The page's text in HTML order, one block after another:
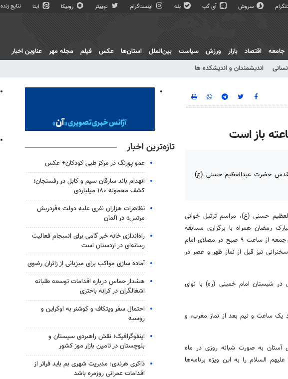
تلگرام سروش آی گپ بله اینستاگرام توییتر روبیکا ایتا نتایج زنده
اندیشمندان و اندیشکده ها
جامعه اقتصاد بازار ورزش سیاست بین‌الملل استان‌ها عکس فیلم مجله مهر عناوین اخبار
حضرت عبدالعظیم حسنی (ع)
حسنی (ع)، مراسم ترتیل خوانی
رمضان همراه با برگزاری مسابقه
فرهنگی بعد از اقامه نماز جماعت ظهر و عصر از حدود ساعت ۱۳:۴۵ و روزهای جمعه از ساعت ۹ صبح در مصلای امام
نیز قبل از نماز ظهر و عصر در
ثمالی در شبستان امام خمینی (ره) با نوای
یک ساعت و نیم بعد از نماز مغرب، و
آستان به صورت شبانه روزی در ماه
السلام را به این ویژه برنامه‌ها
تازه‌ترین اخبار
عمو پورنگ در مرکز طبی کودکان+ عکس
انهدام باند سارقان سیم و کابل در رفسنجان؛
کشف محموله ۱۸۰ میلیاردی
تظاهرات هزاران نفری علیه دولت «فردریش
مرتس» در آلمان
راه‌اندازی خانه خبر گامی برای انسجام فعالیت
رسانه‌ای در اردستان است
آماده سازی مواکب برای میزبانی از زائران رضوی
هشدار حماس درباره اقدامات توسعه طلبانه
اشغالگران در کرانه باختری
احتمال سفر ویتکاف و کوشنر به اوکراین و
روسیه
اینفوگرافیک؛ نقش راهبردی سیستان و
بلوچستان در تامین بازار موز کشور
ذاکری هرندی: مدیریت شهری بم باید فراتر از
اقدامات عمرانی روزمره باشد